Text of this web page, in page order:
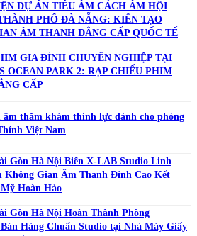
DỰ ÁN TIÊU ÂM CÁCH ÂM HỘI
PHỐ ĐÀ NẴNG: KIẾN TẠO
ÂM THANH ĐẲNG CẤP QUỐC TẾ
GIA ĐÌNH CHUYÊN NGHIỆP TẠI
OCEAN PARK 2: RẠP CHIẾU PHIM
CẤP
âm thăm khám thính lực dành cho phòng
Việt Nam
Gòn Hà Nội Biến X-LAB Studio Linh
Không Gian Âm Thanh Đỉnh Cao Kết
Hoàn Hảo
Gòn Hà Nội Hoàn Thành Phòng
Hàng Chuẩn Studio tại Nhà Máy Giấy